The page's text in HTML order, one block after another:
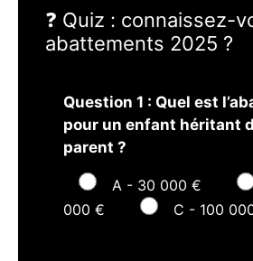
❓ Quiz : connaissez-
abattements 2025 ?
Question 1 : Quel est
pour un enfant héritant
parent ?
A - 30 000 €
000 €
C - 100